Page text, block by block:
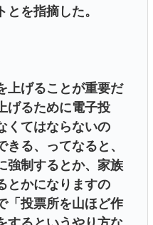
を指摘した。
上げることが重要だ
げるために電子投
くてはならないの
る、ってなると、
強制するとか、家族
とかになりますの
「投票所を山ほど作